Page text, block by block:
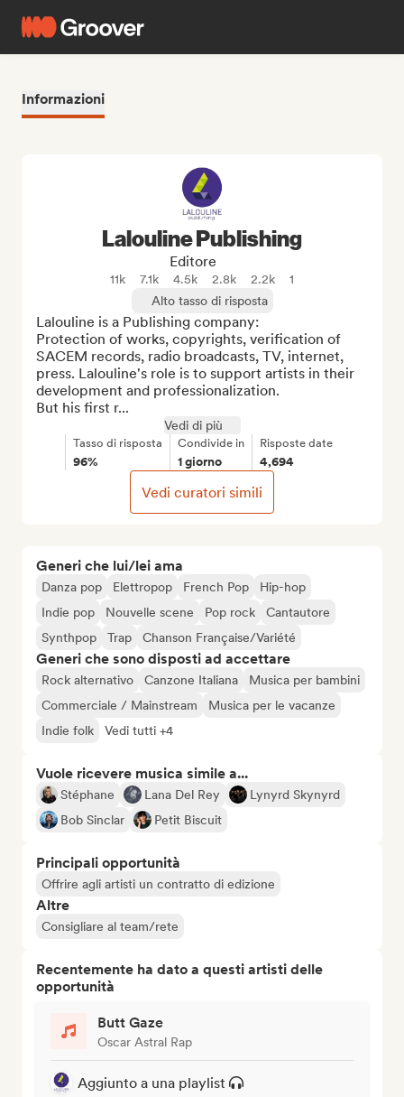
Informazioni
Generi che lui/lei ama
Danza pop Elettropop French Pop
Hip-hop
Indie pop
Nouvelle scene Pop rock
Cantautore
Synthpop
Trap Chanson Française/Variété
Generi che sono disposti ad accettare
Rock alternativo Canzone Italiana
Musica per bambini
Commerciale / Mainstream
Musica per le vacanze
Indie folk
Vedi tutti +4
Vuole ricevere musica simile a...
Stéphane Lana Del Rey
Lynyrd Skynyrd
Bob Sinclar
Petit Biscuit
Principali opportunità
Offrire agli artisti un contratto di edizione
Altre
Consigliare al team/rete
Recentemente ha dato a questi artisti delle
opportunità
Butt Gaze
Oscar Astral Rap
Aggiunto a una playlist
Lalouline Publishing
Editore
11k 7.1k 4.5k 2.8k 2.2k
1
Alto tasso di risposta
Lalouline is a Publishing company:
Protection of works, copyrights, verification of
SACEM records, radio broadcasts, TV, internet,
press. Lalouline's role is to support artists in their
development and professionalization.
But his first r...
Vedi di più
Tasso di risposta
96%
Condivide in
1 giorno
Risposte date
4,694
Vedi curatori simili